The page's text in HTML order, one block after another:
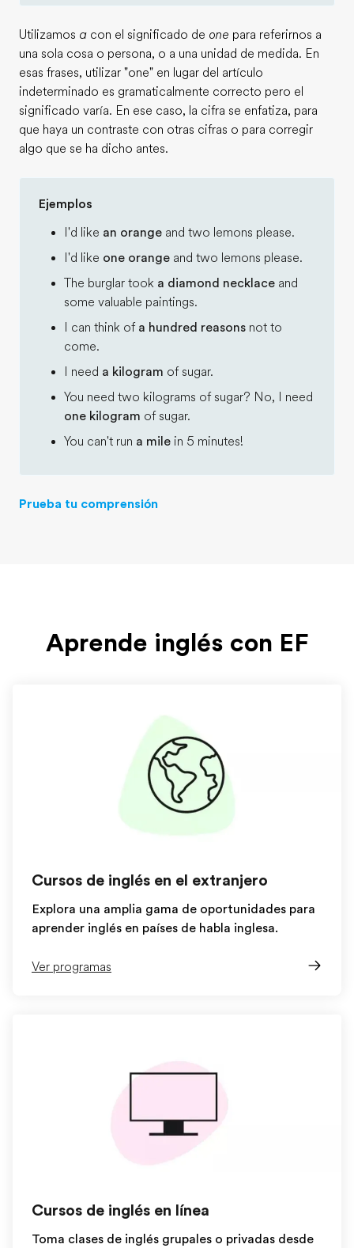
Utilizamos a con el significado de one para referirnos a
una sola cosa o persona, o a una unidad de medida. En
esas frases, utilizar "one" en lugar del artículo
indeterminado es gramaticalmente correcto pero el
significado varía. En ese caso, la cifra se enfatiza, para
que haya un contraste con otras cifras o para corregir
algo que se ha dicho antes.
Ejemplos
I'd like an orange and two lemons please.
I'd like one orange and two lemons please.
The burglar took a diamond necklace and
some valuable paintings.
I can think of a hundred reasons not to
come.
I need a kilogram of sugar.
You need two kilograms of sugar? No, I need
one kilogram of sugar.
You can't run a mile in 5 minutes!
Prueba tu comprensión
Aprende inglés con EF
Cursos de inglés en el extranjero
Explora una amplia gama de oportunidades para
aprender inglés en países de habla inglesa.
Ver programas
Cursos de inglés en línea
Toma clases de inglés grupales o privadas desde